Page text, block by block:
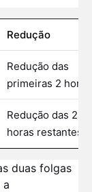
Redução
Redução das
primeiras 2 horas
Redução das 2
horas restantes
duas folgas
a